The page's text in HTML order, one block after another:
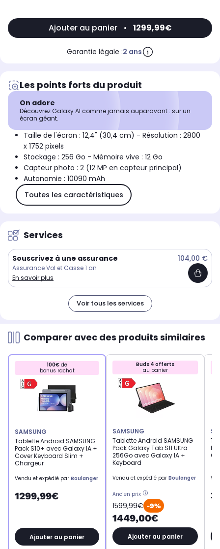
Ajouter au panier • 1299,99€
Garantie légale :2 ans
Les points forts du produit
On adore
Découvrez Galaxy AI comme jamais auparavant : sur un
écran géant.
Taille de l'écran : 12,4" (30,4 cm) - Résolution : 2800
x 1752 pixels
Stockage : 256 Go - Mémoire vive : 12 Go
Capteur photo : 2 (12 MP en capteur principal)
Autonomie : 10090 mAh
Toutes les caractéristiques
Services
Souscrivez à une assurance 104,00 €
Assurance Vol et Casse 1 an
En savoir plus
Voir tous les services
Comparer avec des produits similaires
100€ de
bonus rachat
SAMSUNG
Tablette Android SAMSUNG
Pack S10+ avec Galaxy IA +
Cover Keyboard Slim +
Chargeur
Vendu et expédié par Boulanger
1299,99€
Ajouter au panier
Buds 4 offerts
au panier
SAMSUNG
Tablette Android SAMSUNG
Pack Galaxy Tab S11 Ultra
256Go avec Galaxy IA +
Keyboard
Vendu et expédié par Boulanger
Ancien prix
1599,99€ -9%
1449,00€
Ajouter au panier